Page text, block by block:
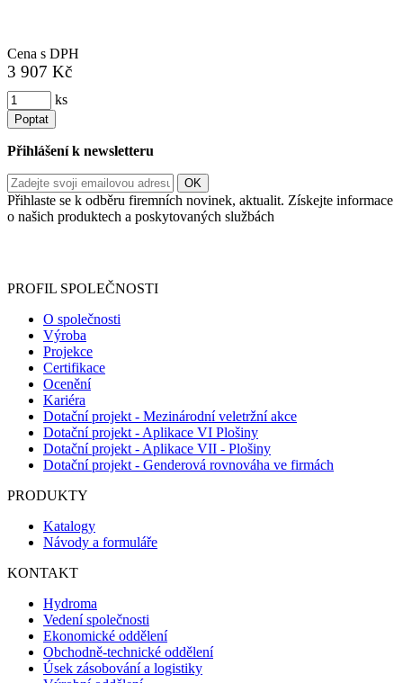
Cena s DPH
3 907 Kč
ks
Poptat
Přihlášení k newsletteru
Přihlaste se k odběru firemních novinek, aktualit. Získejte informace
o našich produktech a poskytovaných službách
PROFIL SPOLEČNOSTI
O společnosti
Výroba
Projekce
Certifikace
Ocenění
Kariéra
Dotační projekt - Mezinárodní veletržní akce
Dotační projekt - Aplikace VI Plošiny
Dotační projekt - Aplikace VII - Plošiny
Dotační projekt - Genderová rovnováha ve firmách
PRODUKTY
Katalogy
Návody a formuláře
KONTAKT
Hydroma
Vedení společnosti
Ekonomické oddělení
Obchodně-technické oddělení
Úsek zásobování a logistiky